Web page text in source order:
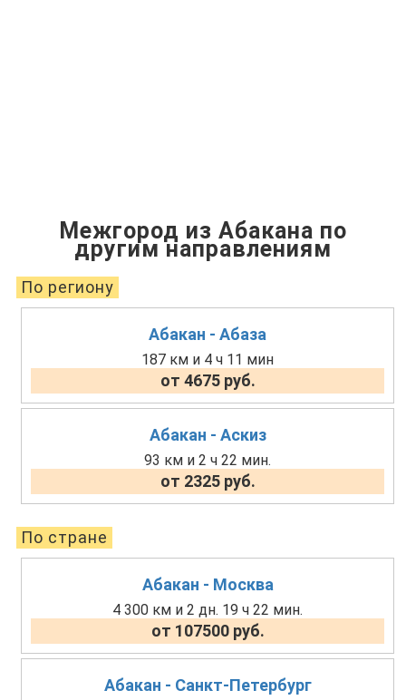
Межгород из Абакана по
другим направлениям
По региону
Абакан - Абаза
187 км и 4 ч 11 мин
от 4675 руб.
Абакан - Аскиз
93 км и 2 ч 22 мин.
от 2325 руб.
По стране
Абакан - Москва
4 300 км и 2 дн. 19 ч 22 мин.
от 107500 руб.
Абакан - Санкт-Петербург